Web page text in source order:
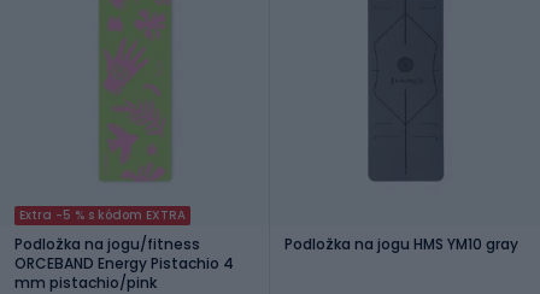
Extra -5 % s kódom EXTRA
Podložka na jogu/fitness
ORCEBAND Energy Pistachio 4
mm pistachio/pink
Podložka na jogu HMS YM10 gray